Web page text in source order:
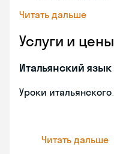
Читать дальше
Услуги и цены
Итальянский язык
Уроки итальянского
Читать дальше